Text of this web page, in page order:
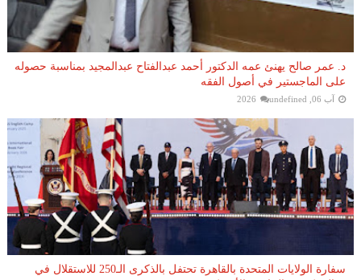
د. عمر صالح يهنئ عمه الدكتور أحمد عبدالفتاح عبدالمجيد بمناسبة حصوله
على الماجستير في أصول الفقه
آب 06, 2026 undefined
سفارة الولايات المتحدة بالقاهرة تحتفل بالذكرى الـ250 للاستقلال في